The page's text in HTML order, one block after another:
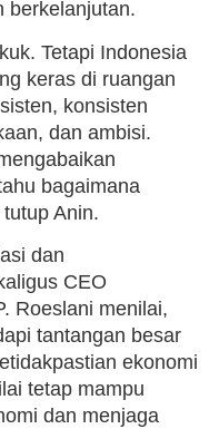
berkelanjutan.
Tetapi Indonesia
keras di ruangan
konsisten
dan ambisi.
bagaimana
Anin.
dan
CEO
Roeslani menilai,
tantangan besar
ekonomi
tetap mampu
dan menjaga